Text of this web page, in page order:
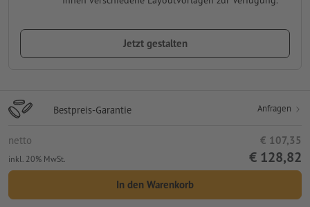
Jetzt gestalten
Bestpreis-Garantie Anfragen
netto € 107,35
inkl. 20% MwSt. € 128,82
In den Warenkorb